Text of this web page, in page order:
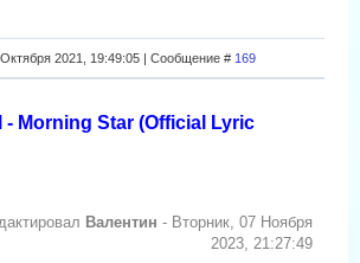
2021, 19:49:05 | Сообщение # 169
- Morning Star (Official Lyric
Валентин - Вторник, 07 Ноября
2023, 21:27:49